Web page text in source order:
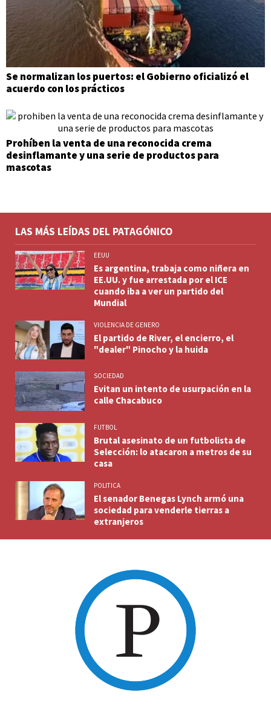
Se normalizan los puertos: el Gobierno oficializó el
acuerdo con los prácticos
Prohíben la venta de una reconocida crema
desinflamante y una serie de productos para
mascotas
LAS MÁS LEÍDAS DEL PATAGÓNICO
EEUU
Es argentina, trabaja como niñera en
EE.UU. y fue arrestada por el ICE
cuando iba a ver un partido del
Mundial
VIOLENCIA DE GENERO
El partido de River, el encierro, el
"dealer" Pinocho y la huida
SOCIEDAD
Evitan un intento de usurpación en la
calle Chacabuco
FUTBOL
Brutal asesinato de un futbolista de
Selección: lo atacaron a metros de su
casa
POLITICA
El senador Benegas Lynch armó una
sociedad para venderle tierras a
extranjeros